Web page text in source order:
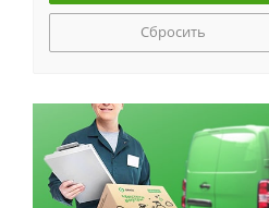
Сбросить